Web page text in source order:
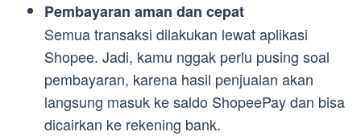
Pembayaran aman dan cepat
Semua transaksi dilakukan lewat aplikasi
Shopee. Jadi, kamu nggak perlu pusing soal
pembayaran, karena hasil penjualan akan
langsung masuk ke saldo ShopeePay dan bisa
dicairkan ke rekening bank.